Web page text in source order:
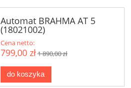
Automat BRAHMA AT 5
(18021002)
Cena netto:
799,00 zł1 890,00 zł
do koszyka